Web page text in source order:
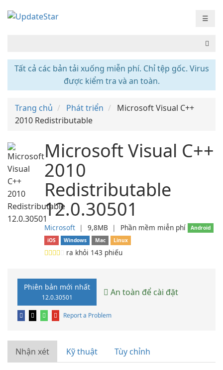
☰
Tất cả các bản tải xuống miễn phí. Chỉ tệp gốc. Virus
được kiểm tra và an toàn.
Trang chủ Phát triển
Microsoft Visual C++
2010 Redistributable
Microsoft Visual C++
2010
Redistributable
12.0.30501
Microsoft ❘ 9,8MB ❘ Phần mềm miễn phí
Android
iOS
Windows Mac Linux
ra khỏi 143 phiếu
Phiên bản mới nhất
12.0.30501 An toàn để cài đặt
Report a Problem
Nhận xét Kỹ thuật Tùy chỉnh